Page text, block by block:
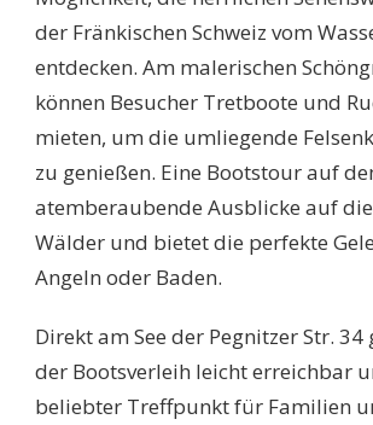
der Fränkischen Schweiz vom
entdecken. Am malerischen
können Besucher Tretboote und
mieten, um die umliegende
zu genießen. Eine Bootstour auf
atemberaubende Ausblicke auf
Wälder und bietet die perfekte
Angeln oder Baden.
Direkt am See der Pegnitzer Str. 34
der Bootsverleih leicht erreichbar
beliebter Treffpunkt für Familien